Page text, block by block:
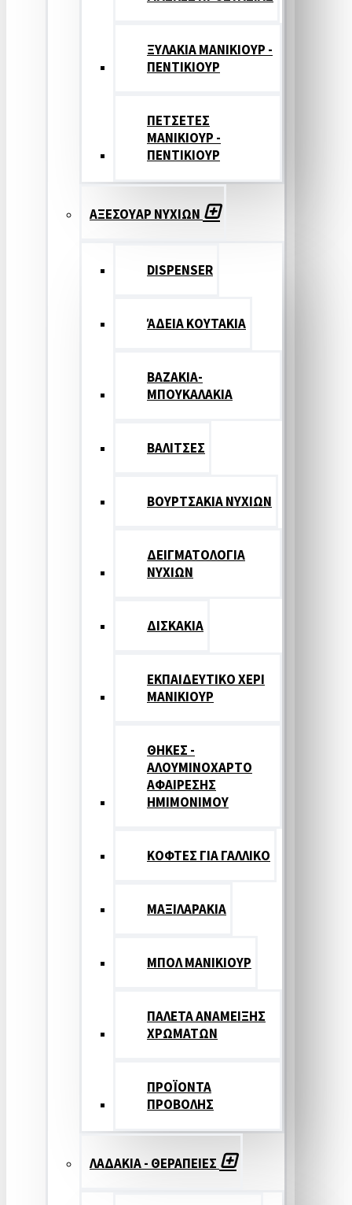
ΞΥΛΑΚΙΑ ΜΑΝΙΚΙΟΥΡ -
ΠΕΝΤΙΚΙΟΥΡ
ΠΕΤΣΕΤΕΣ
ΜΑΝΙΚΙΟΥΡ -
ΠΕΝΤΙΚΙΟΥΡ
ΑΞΕΣΟΥΑΡ ΝΥΧΙΩΝ
DISPENSER
ΆΔΕΙΑ ΚΟΥΤΑΚΙΑ
ΒΑΖΑΚΙΑ-
ΜΠΟΥΚΑΛΑΚΙΑ
ΒΑΛΙΤΣΕΣ
ΒΟΥΡΤΣΑΚΙΑ ΝΥΧΙΩΝ
ΔΕΙΓΜΑΤΟΛΟΓΙΑ
ΝΥΧΙΩΝ
ΔΙΣΚΑΚΙΑ
ΕΚΠΑΙΔΕΥΤΙΚΟ ΧΕΡΙ
ΜΑΝΙΚΙΟΥΡ
ΘΗΚΕΣ -
ΑΛΟΥΜΙΝΟΧΑΡΤΟ
ΑΦΑΙΡΕΣΗΣ
ΗΜΙΜΟΝΙΜΟΥ
ΚΟΦΤΕΣ ΓΙΑ ΓΑΛΛΙΚΟ
ΜΑΞΙΛΑΡΑΚΙΑ
ΜΠΟΛ ΜΑΝΙΚΙΟΥΡ
ΠΑΛΕΤΑ ΑΝΑΜΕΙΞΗΣ
ΧΡΩΜΑΤΩΝ
ΠΡΟΪΟΝΤΑ
ΠΡΟΒΟΛΗΣ
ΛΑΔΑΚΙΑ - ΘΕΡΑΠΕΙΕΣ